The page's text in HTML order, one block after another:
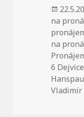
na
na
6 Dejvice
Vladimír